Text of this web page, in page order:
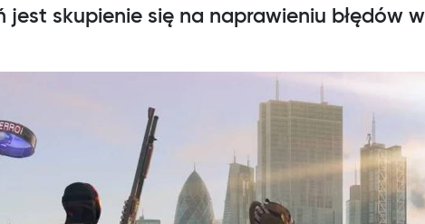
jest skupienie się na naprawieniu błędów